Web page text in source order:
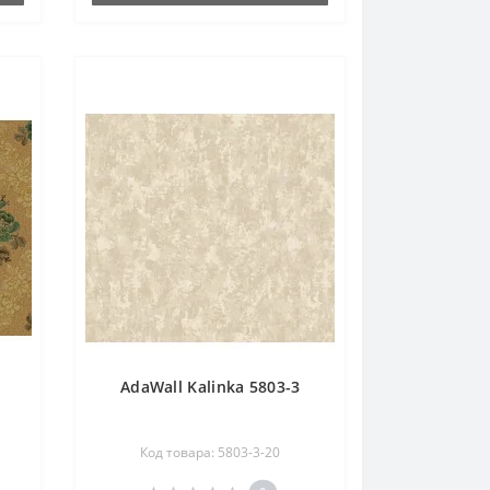
AdaWall Kalinka 5803-3
Код товара: 5803-3-20